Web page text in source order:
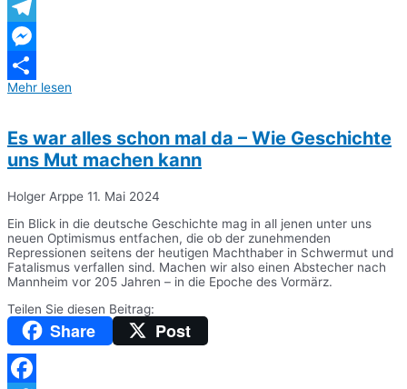
WhatsApp
Telegram
Messenger
Teilen
Mehr lesen
Es war alles schon mal da – Wie Geschichte
uns Mut machen kann
Holger Arppe 11. Mai 2024
Ein Blick in die deutsche Geschichte mag in all jenen unter uns
neuen Optimismus entfachen, die ob der zunehmenden
Repressionen seitens der heutigen Machthaber in Schwermut und
Fatalismus verfallen sind. Machen wir also einen Abstecher nach
Mannheim vor 205 Jahren – in die Epoche des Vormärz.
Teilen Sie diesen Beitrag:
Share Post